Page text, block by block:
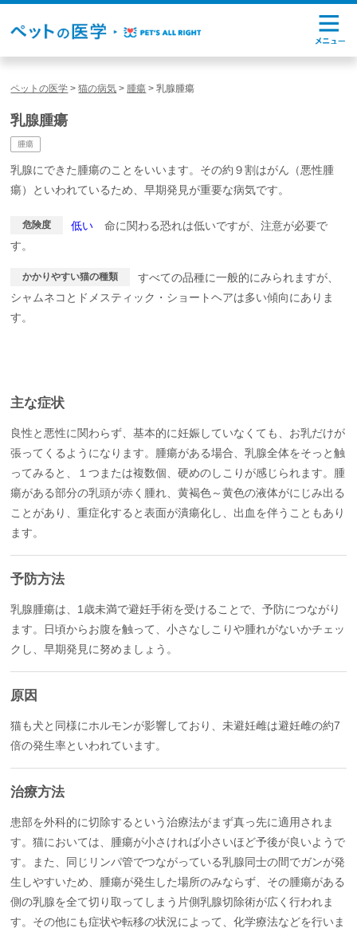
ペットの医学 >猫の病気 > 腫瘍 >乳腺腫瘍
乳腺腫瘍
腫瘍
乳腺にできた腫瘍のことをいいます。その約９割はがん（悪性腫
瘍）といわれているため、早期発見が重要な病気です。
危険度 低い 命に関わる恐れは低いですが、注意が必要で
す。
かかりやすい猫の種類
すべての品種に一般的にみられますが、
シャムネコとドメスティック・ショートヘアは多い傾向にありま
す。
主な症状
良性と悪性に関わらず、基本的に妊娠していなくても、お乳だけが
張ってくるようになります。腫瘍がある場合、乳腺全体をそっと触
ってみると、１つまたは複数個、硬めのしこりが感じられます。腫
瘍がある部分の乳頭が赤く腫れ、黄褐色～黄色の液体がにじみ出る
ことがあり、重症化すると表面が潰瘍化し、出血を伴うこともあり
ます。
予防方法
乳腺腫瘍は、1歳未満で避妊手術を受けることで、予防につながり
ます。日頃からお腹を触って、小さなしこりや腫れがないかチェッ
クし、早期発見に努めましょう。
原因
猫も犬と同様にホルモンが影響しており、未避妊雌は避妊雌の約7
倍の発生率といわれています。
治療方法
患部を外科的に切除するという治療法がまず真っ先に適用されま
す。猫においては、腫瘍が小さければ小さいほど予後が良いようで
す。また、同じリンパ管でつながっている乳腺同士の間でガンが発
生しやすいため、腫瘍が発生した場所のみならず、その腫瘍がある
側の乳腺を全て切り取ってしまう片側乳腺切除術が広く行われま
す。その他にも症状や転移の状況によって、化学療法などを行いま